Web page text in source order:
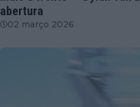
abertura
02 março 2026